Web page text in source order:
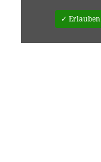
✓ Erlauben